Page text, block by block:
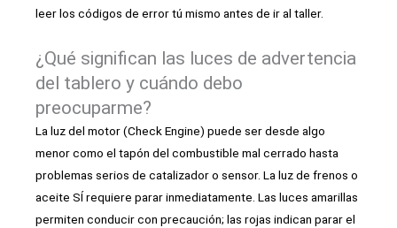
leer los códigos de error tú mismo antes de ir al taller.
¿Qué significan las luces de advertencia
del tablero y cuándo debo
preocuparme?
La luz del motor (Check Engine) puede ser desde algo
menor como el tapón del combustible mal cerrado hasta
problemas serios de catalizador o sensor. La luz de frenos o
aceite SÍ requiere parar inmediatamente. Las luces amarillas
permiten conducir con precaución; las rojas indican parar el